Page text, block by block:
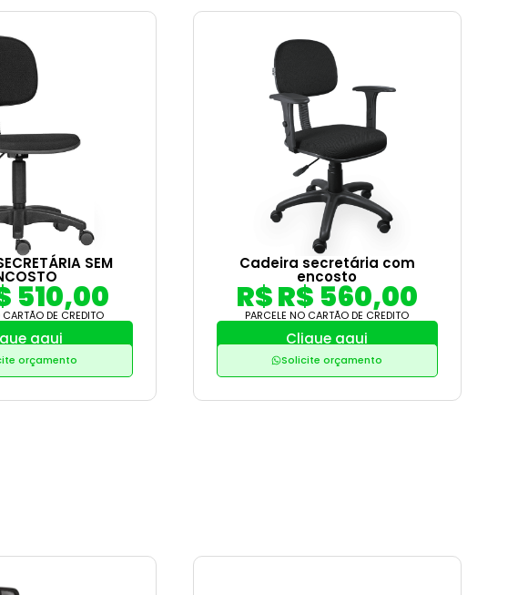
SEM
510,00
CARTÃO DE CREDITO
aqui
orçamento
Cadeira secretária com
encosto
R$ R$ 560,00
PARCELE NO CARTÃO DE CREDITO
Clique aqui
Solicite orçamento